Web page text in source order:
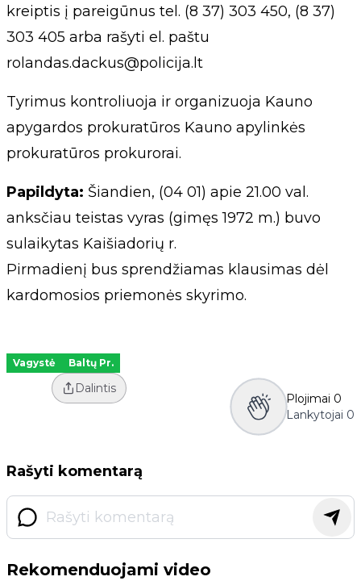
kreiptis į pareigūnus tel. (8 37) 303 450, (8 37)
303 405 arba rašyti el. paštu
rolandas.dackus@policija.lt
Tyrimus kontroliuoja ir organizuoja Kauno
apygardos prokuratūros Kauno apylinkės
prokuratūros prokurorai.
Papildyta: Šiandien, (04 01) apie 21.00 val.
anksčiau teistas vyras (gimęs 1972 m.) buvo
sulaikytas Kaišiadorių r.
Pirmadienį bus sprendžiamas klausimas dėl
kardomosios priemonės skyrimo.
Vagystė Baltų Pr.
Dalintis
Plojimai 0
Lankytojai 0
Rašyti komentarą
Rekomenduojami video